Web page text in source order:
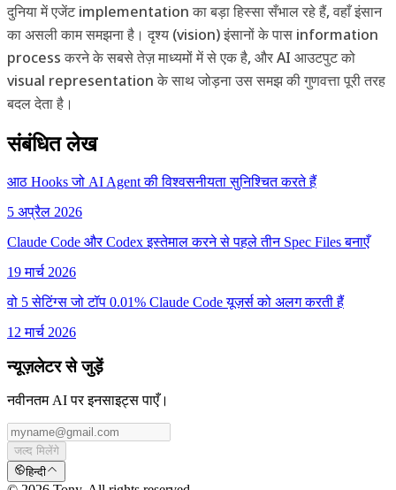
दुनिया में एजेंट implementation का बड़ा हिस्सा सँभाल रहे हैं, वहाँ इंसान
का असली काम समझना है। दृश्य (vision) इंसानों के पास information
process करने के सबसे तेज़ माध्यमों में से एक है, और AI आउटपुट को
visual representation के साथ जोड़ना उस समझ की गुणवत्ता पूरी तरह
बदल देता है।
संबंधित लेख
आठ Hooks जो AI Agent की विश्वसनीयता सुनिश्चित करते हैं
5 अप्रैल 2026
Claude Code और Codex इस्तेमाल करने से पहले तीन Spec Files बनाएँ
19 मार्च 2026
वो 5 सेटिंग्स जो टॉप 0.01% Claude Code यूज़र्स को अलग करती हैं
12 मार्च 2026
न्यूज़लेटर से जुड़ें
नवीनतम AI पर इनसाइट्स पाएँ।
जल्द मिलेंगे
हिन्दी